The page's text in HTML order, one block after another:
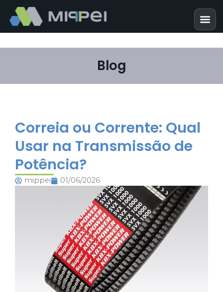
Blog
Correia ou Corrente: Qual
Usar na Transmissão de
Potência?
mippei 01/06/2026